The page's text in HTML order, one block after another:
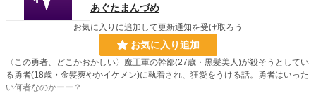
あぐたまんづめ
お気に入りに追加して更新通知を受け取ろう
お気に入り追加
〈この勇者、どこかおかしい〉魔王軍の幹部(27歳・黒髪美人)が殺そうとしてい
る勇者(18歳・金髪爽やかイケメン)に執着され、狂愛をうける話。勇者はいった
い何者なのかーー？